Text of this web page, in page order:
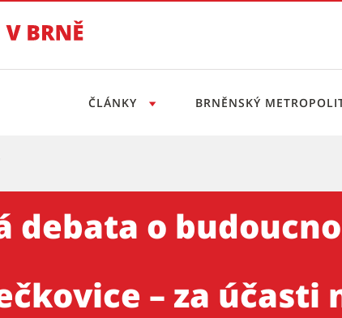
o budoucnosti města i
ČLÁNKY BRNĚNSKÝ
debata o
– za